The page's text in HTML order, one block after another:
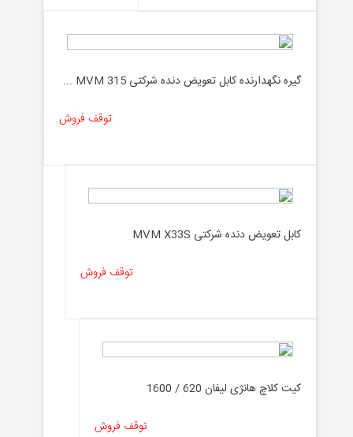
گیره نگهدارنده کابل تعویض دنده شرکتی MVM 315 ...
توقف فروش
کابل تعویض دنده شرکتی MVM X33S
توقف فروش
کیت کلاچ هانژی لیفان 620 / 1600
توقف فروش